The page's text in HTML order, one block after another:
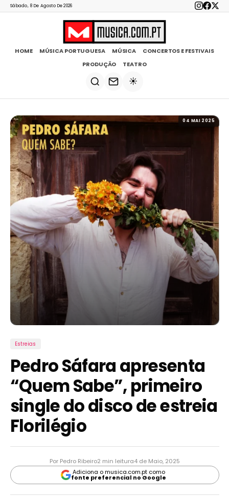
Sábado, 8 De Agosto De 2026
HOME MÚSICA PORTUGUESA MÚSICA
CONCERTOS E FESTIVAIS
PRODUÇÃO
TEATRO
☀️
04 MAI 2025
Estreias
Pedro Sáfara apresenta
“Quem Sabe”, primeiro
single do disco de estreia
Florilégio
Por Pedro Ribeiro2 min leitura4 de Maio, 2025
Adiciona o musica.com.pt como
fonte preferencial no Google